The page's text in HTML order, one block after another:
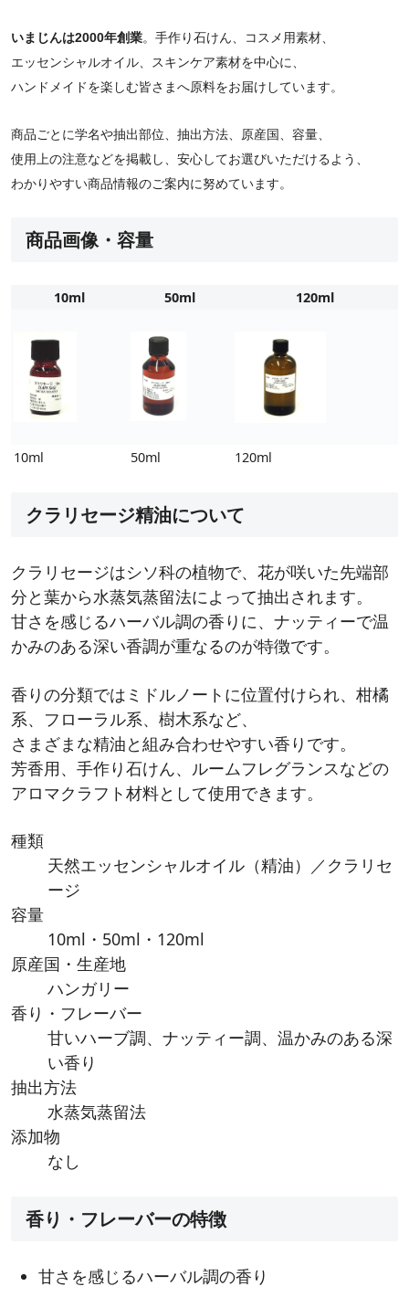
いまじんは2000年創業。手作り石けん、コスメ用素材、
エッセンシャルオイル、スキンケア素材を中心に、
ハンドメイドを楽しむ皆さまへ原料をお届けしています。
商品ごとに学名や抽出部位、抽出方法、原産国、容量、
使用上の注意などを掲載し、安心してお選びいただけるよう、
わかりやすい商品情報のご案内に努めています。
商品画像・容量
10ml 50ml 120ml
10ml 50ml 120ml
クラリセージ精油について
クラリセージはシソ科の植物で、花が咲いた先端部
分と葉から水蒸気蒸留法によって抽出されます。
甘さを感じるハーバル調の香りに、ナッティーで温
かみのある深い香調が重なるのが特徴です。
香りの分類ではミドルノートに位置付けられ、柑橘
系、フローラル系、樹木系など、
さまざまな精油と組み合わせやすい香りです。
芳香用、手作り石けん、ルームフレグランスなどの
アロマクラフト材料として使用できます。
種類
天然エッセンシャルオイル（精油）／クラリセ
ージ
容量
10ml・50ml・120ml
原産国・生産地
ハンガリー
香り・フレーバー
甘いハーブ調、ナッティー調、温かみのある深
い香り
抽出方法
水蒸気蒸留法
添加物
なし
香り・フレーバーの特徴
甘さを感じるハーバル調の香り